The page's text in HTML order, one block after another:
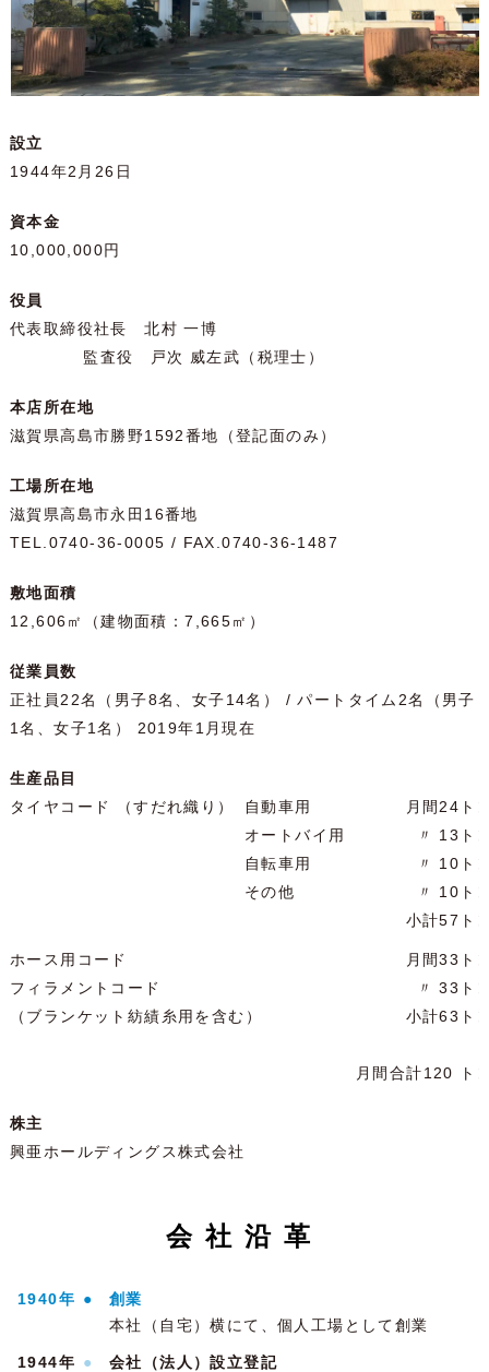
設立
1944年2月26日
資本金
10,000,000円
役員
代表取締役社長 北村 一博
監査役 戸次 威左武（税理士）
本店所在地
滋賀県高島市勝野1592番地（登記面のみ）
工場所在地
滋賀県高島市永田16番地
TEL.0740-36-0005 / FAX.0740-36-1487
敷地面積
12,606㎡（建物面積：7,665㎡）
従業員数
正社員22名（男子8名、女子14名） / パートタイム2名（男子
1名、女子1名） 2019年1月現在
生産品目
タイヤコード
（すだれ織り）
自動車用
オートバイ用
自転車用
その他
月間24ト
〃 13ト
〃 10ト
〃 10ト
小計57ト
ホース用コード
フィラメントコード
（ブランケット紡績糸用を含む）
月間33ト
〃 33ト
小計63ト
月間合計120 ト
株主
興亜ホールディングス株式会社
会社沿革
1940年 ●
創業
本社（自宅）横にて、個人工場として創業
1944年 ● 会社（法人）設立登記